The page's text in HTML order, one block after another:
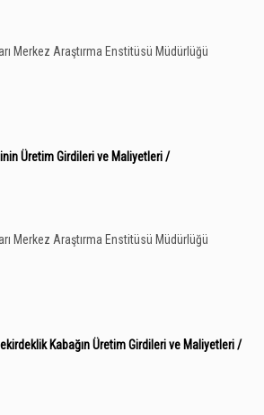
Merkez Araştırma Enstitüsü Müdürlüğü
Üretim Girdileri ve Maliyetleri /
Merkez Araştırma Enstitüsü Müdürlüğü
Kabağın Üretim Girdileri ve Maliyetleri /